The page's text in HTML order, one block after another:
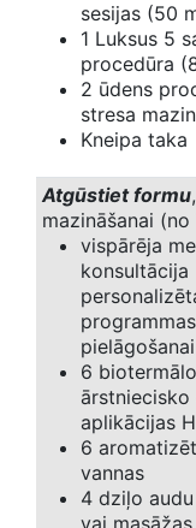
sesijas (50
1 Luksus 5
procedūra
2 ūdens
stresa
Kneipa taka
Atgūstiet formu
mazināšanai
vispārēja
konsultācija
programmas
pielāgošanai
6 biotermālo
ārstniecisko
aplikācijas
6
vannas
4 dziļo
vai